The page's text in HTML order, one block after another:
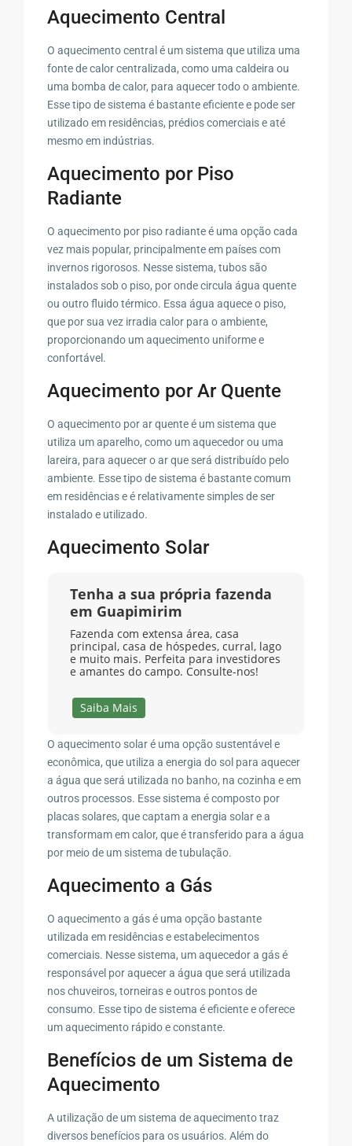
Aquecimento Central
O aquecimento central é um sistema que utiliza uma
fonte de calor centralizada, como uma caldeira ou
uma bomba de calor, para aquecer todo o ambiente.
Esse tipo de sistema é bastante eficiente e pode ser
utilizado em residências, prédios comerciais e até
mesmo em indústrias.
Aquecimento por Piso
Radiante
O aquecimento por piso radiante é uma opção cada
vez mais popular, principalmente em países com
invernos rigorosos. Nesse sistema, tubos são
instalados sob o piso, por onde circula água quente
ou outro fluido térmico. Essa água aquece o piso,
que por sua vez irradia calor para o ambiente,
proporcionando um aquecimento uniforme e
confortável.
Aquecimento por Ar Quente
O aquecimento por ar quente é um sistema que
utiliza um aparelho, como um aquecedor ou uma
lareira, para aquecer o ar que será distribuído pelo
ambiente. Esse tipo de sistema é bastante comum
em residências e é relativamente simples de ser
instalado e utilizado.
Aquecimento Solar
Tenha a sua própria fazenda
em Guapimirim
Fazenda com extensa área, casa
principal, casa de hóspedes, curral, lago
e muito mais. Perfeita para investidores
e amantes do campo. Consulte-nos!
Saiba Mais
O aquecimento solar é uma opção sustentável e
econômica, que utiliza a energia do sol para aquecer
a água que será utilizada no banho, na cozinha e em
outros processos. Esse sistema é composto por
placas solares, que captam a energia solar e a
transformam em calor, que é transferido para a água
por meio de um sistema de tubulação.
Aquecimento a Gás
O aquecimento a gás é uma opção bastante
utilizada em residências e estabelecimentos
comerciais. Nesse sistema, um aquecedor a gás é
responsável por aquecer a água que será utilizada
nos chuveiros, torneiras e outros pontos de
consumo. Esse tipo de sistema é eficiente e oferece
um aquecimento rápido e constante.
Benefícios de um Sistema de
Aquecimento
A utilização de um sistema de aquecimento traz
diversos benefícios para os usuários. Além do